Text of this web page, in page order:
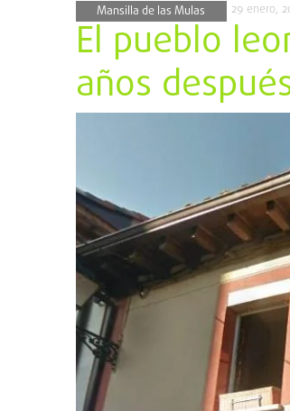
Mansilla de las Mulas 29 enero,
El pueblo
años